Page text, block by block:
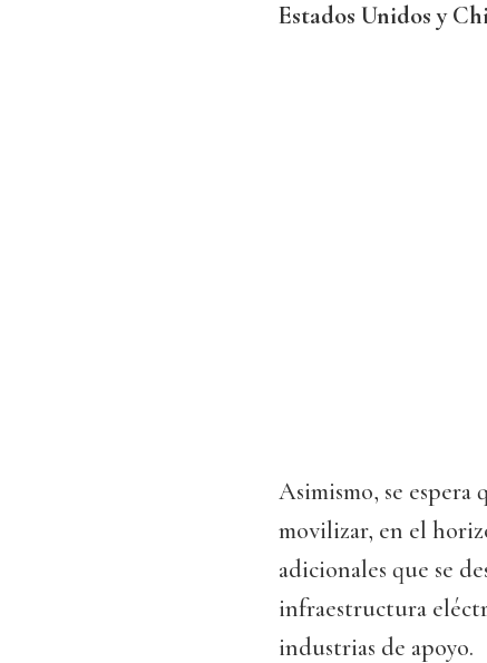
Estados Unidos y
Asimismo, se
movilizar, en el
adicionales que se
infraestructura
industrias de apoyo.